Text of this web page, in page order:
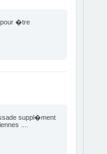
pour �tre
suppl�ment
....